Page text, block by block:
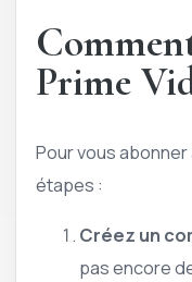
Prime
Pour vous
étapes :
Créez un
pas encore